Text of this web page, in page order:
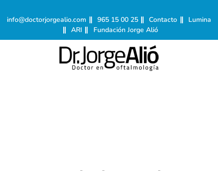
info@doctorjorgealio.com 965 15 00 25 Contacto
Lumina
ARI
Fundación Jorge Alió